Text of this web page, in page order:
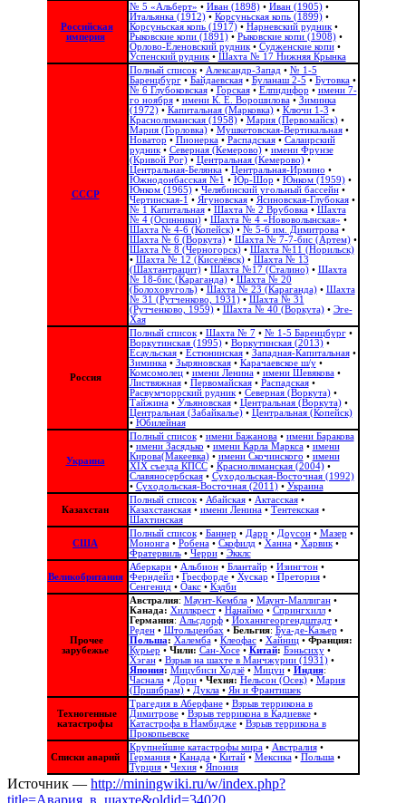
Российская
империя
№ 5 «Альберт» • Иван (1898)• Иван (1905)•
Итальянка (1912)• Корсуньская копь (1899)•
Корсуньская копь (1917)• Нарневский рудник•
Рыковские копи (1891)• Рыковские копи (1908)•
Орлово-Еленовский рудник• Судженские копи•
Успенский рудник• Шахта № 17 Нижняя Крынка
СССР
Полный список• Александр-Запад • № 1-5
Баренцбург• Байдаевская• Буланаш 2-5 • Бутовка•
№ 6 Глубоковская• Горская• Елпидифор • имени 7-
го ноября• имени К. Е. Ворошилова• Зиминка
(1972)• Капитальная (Марковка)• Ключи 1-3 •
Краснолиманская (1958)• Мария (Первомайск)•
Мария (Горловка)• Мушкетовская-Вертикальная•
Новатор • Пионерка• Распадская• Салаирский
рудник• Северная (Кемерово)• имени Фрунзе
(Кривой Рог)• Центральная (Кемерово)•
Центральная-Белянка• Центральная-Ирмино •
Южнодонбасская №1 • Юр-Шор • Юнком (1959)•
Юнком (1965)• Челябинский угольный бассейн•
Чертинская-1 • Ягуновская• Ясиновская-Глубокая•
№ 1 Капитальная• Шахта № 2 Врубовка• Шахта
№ 4 (Осинники)• Шахта № 4 «Нововолынская» •
Шахта № 4-6 (Копейск)• № 5-6 им. Димитрова•
Шахта № 6 (Воркута)• Шахта № 7-7-бис (Артем)•
Шахта № 8 (Черногорск)• Шахта №11 (Норильск)
• Шахта № 12 (Киселёвск)• Шахта № 13
(Шахтантрацит)• Шахта №17 (Сталино)• Шахта
№ 18-бис (Караганда)• Шахта № 20
(Болоховуголь)‎• Шахта № 23 (Караганда)• Шахта
№ 31 (Рутченково, 1931)• Шахта № 31
(Рутченково, 1959)• Шахта № 40 (Воркута)• Эге-
Хая
Россия
Полный список• Шахта № 7• № 1-5 Баренцбург•
Воркутинская (1995)• Воркутинская (2013)•
Есаульская• Естюнинская• Западная-Капитальная•
Зиминка• Зыряновская• Карачаевское ш/у•
Комсомолец• имени Ленина• имени Шевякова•
Листвяжная• Первомайская• Распадская•
Расвумчоррский рудник• Северная (Воркута)•
Тайжина• Ульяновская• Центральная (Воркута)•
Центральная (Забайкалье)• Центральная (Копейск)
• Юбилейная
Украина
Полный список• имени Бажанова• имени Баракова
• имени Засядько • имени Карла Маркса• имени
Кирова(Макеевка)• имени Скочинского • имени
ХІХ съезда КПСС• Краснолиманская (2004)•
Славяносербская• Суходольская-Восточная (1992)
• Суходольская-Восточная (2011)• Украина
Казахстан
Полный список• Абайская• Актасская•
Казахстанская• имени Ленина• Тентекская•
Шахтинская
США
Полный список• Баннер • Дарр • Доусон• Мазер •
Мононга• Робена• Скофилд • Ханна• Харвик•
Фратервиль• Черри• Экклс
Великобритания
Аберкарн• Альбион‎• Блантайр • Изингтон•
Ферндейл• Гресфорде• Хускар • Претория•
Сенгенид • Оакс• Кэдби
Прочее
зарубежье
Австралия: Маунт-Кембла• Маунт-Маллиган•
Канада: Хиллкрест• Нанаймо • Спрингхилл•
Германия: Альсдорф• Йоханнгеоргендштадт•
Реден• Штольценбах • Бельгия: Буа-де-Казьер •
Польша: Халемба• Клеофас• Хайниц• Франция:
Курьер • Чили: Сан-Хосе• Китай: Бэньсиху•
Хэган• Взрыв на шахте в Манчжурии (1931)•
Япония: Мицубиси Ходзё• Мицуи• Индия:
Часнала• Дори• Чехия: Нельсон (Осек)• Мария
(Пршибрам)• Дукла• Ян и Франтишек
Техногенные
катастрофы
Трагедия в Аберфане• Взрыв террикона в
Димитрове• Взрыв террикона в Кадиевке•
Катастрофа в Намбидже• Взрыв террикона в
Прокопьевске
Списки аварий
Крупнейшие катастрофы мира• Австралия•
Германия• Канада• Китай• Мексика• Польша•
Турция• Чехия• Япония
Источник — http://miningwiki.ru/w/index.php?
title=Авария_в_шахте&oldid=34020